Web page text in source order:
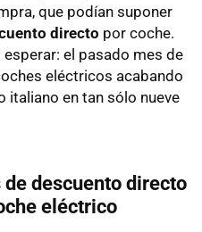
que podían suponer
directo por coche.
el pasado mes de
eléctricos acabando
italiano en tan sólo nueve
descuento directo
eléctrico